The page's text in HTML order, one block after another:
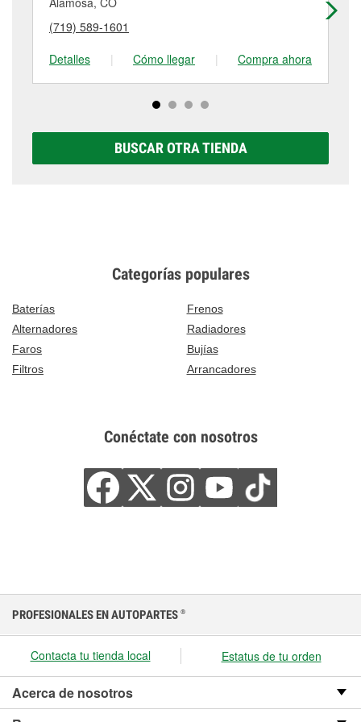
detalles, contáctanos al
en 60 N Broadway St, Monte Vista, CO.
tienda #6674 para obtener más información.
(719) 589-1601
Detalles
| Cómo llegar | Compra ahora
BUSCAR OTRA TIENDA
Categorías populares
Baterías
Frenos
Alternadores
Radiadores
Faros
Bujías
Filtros
Arrancadores
Conéctate con nosotros
PROFESIONALES EN AUTOPARTES ®
Contacta tu tienda local Estatus de tu orden
Acerca de nosotros